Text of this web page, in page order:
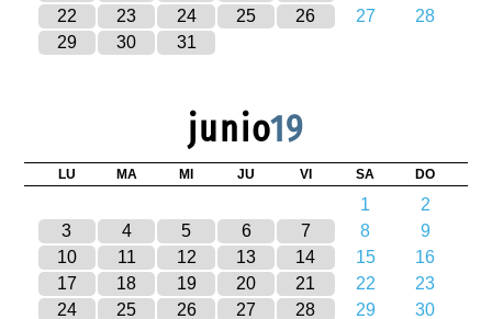
22
23 24 25 26 27
28
29
30 31
junio19
LU MA MI JU VI SA DO
1
2
3
4 5 6 7 8
9
10
11 12 13 14 15
16
17
18 19 20 21 22
23
24
25 26 27 28 29 30